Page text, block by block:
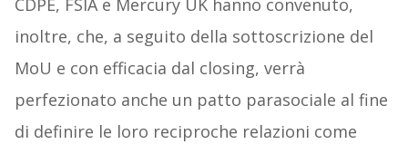
CDPE, FSIA e Mercury UK hanno convenuto,
inoltre, che, a seguito della sottoscrizione del
MoU e con efficacia dal closing, verrà
perfezionato anche un patto parasociale al fine
di definire le loro reciproche relazioni come